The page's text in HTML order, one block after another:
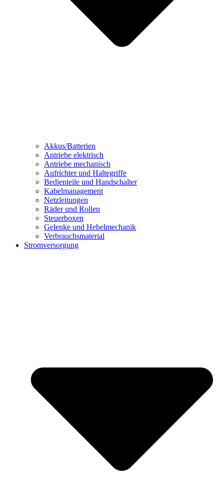
Akkus/Batterien
Antriebe elektrisch
Antriebe mechanisch
Aufrichter und Haltegriffe
Bedienteile und Handschalter
Kabelmanagement
Netzleitungen
Räder und Rollen
Steuerboxen
Gelenke und Hebelmechanik
Verbrauchsmaterial
Stromversorgung